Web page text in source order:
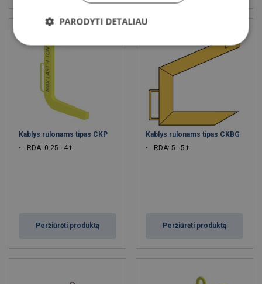
Kablys rulonams tipas CKP
RDA: 0.25 - 4 t
Peržiūrėti produktą
Kablys rulonams tipas CKBG
RDA: 5 - 5 t
Peržiūrėti produktą
PARODYTI DETALIAU